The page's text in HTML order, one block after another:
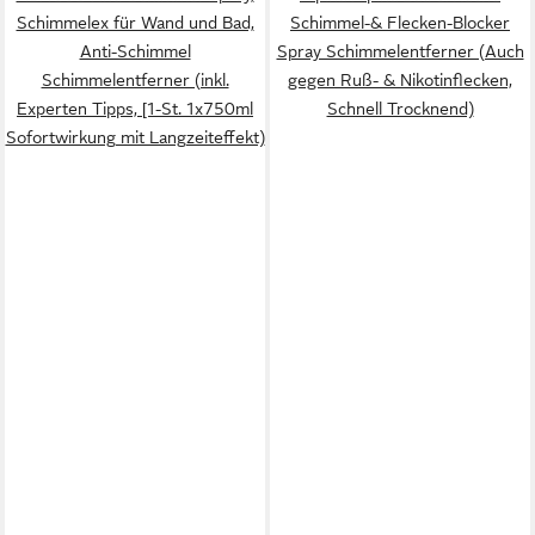
Schimmelex für Wand und Bad,
Anti-Schimmel
Schimmelentferner (inkl.
Experten Tipps, [1-St. 1x750ml
Sofortwirkung mit Langzeiteffekt)
Schimmel-& Flecken-Blocker
Spray Schimmelentferner (Auch
gegen Ruß- & Nikotinflecken,
Schnell Trocknend)